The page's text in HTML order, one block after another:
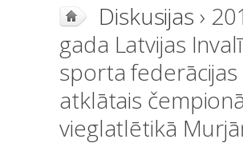
Diskusijas ›
gada Latvijas
sporta federācijas
atklātais
vieglatlētikā